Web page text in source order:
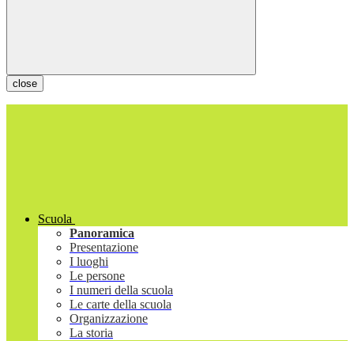
close
Scuola
Panoramica
Presentazione
I luoghi
Le persone
I numeri della scuola
Le carte della scuola
Organizzazione
La storia